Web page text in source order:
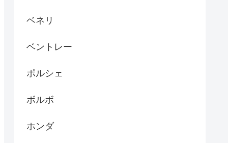
ベネリ
ベントレー
ポルシェ
ボルボ
ホンダ